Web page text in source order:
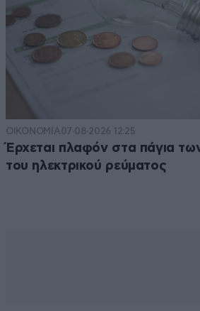
ΟΙΚΟΝΟΜΙΑ07·08·2026 12:25
Έρχεται πλαφόν στα πάγια
του ηλεκτρικού ρεύματος